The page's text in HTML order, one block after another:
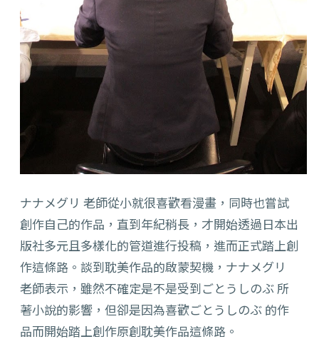
ナナメグリ 老師從小就很喜歡看漫畫，同時也嘗試
創作自己的作品，直到年紀稍長，才開始透過日本出
版社多元且多樣化的管道進行投稿，進而正式踏上創
作這條路。談到耽美作品的啟蒙契機，ナナメグリ
老師表示，雖然不確定是不是受到ごとうしのぶ 所
著小說的影響，但卻是因為喜歡ごとうしのぶ 的作
品而開始踏上創作原創耽美作品這條路。